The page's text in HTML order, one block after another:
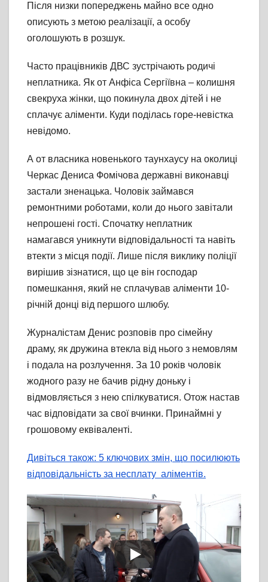
Після низки попереджень майно все одно
описують з метою реалізації, а особу
оголошують в розшук.
Часто працівників ДВС зустрічають родичі
неплатника. Як от Анфіса Сергіївна – колишня
свекруха жінки, що покинула двох дітей і не
сплачує аліменти. Куди поділась горе-невістка
невідомо.
А от власника новенького таунхаусу на околиці
Черкас Дениса Фомічова державні виконавці
застали зненацька. Чоловік займався
ремонтними роботами, коли до нього завітали
непрошені гості. Спочатку неплатник
намагався уникнути відповідальності та навіть
втекти з місця події. Лише після виклику поліції
вирішив зізнатися, що це він господар
помешкання, який не сплачував аліменти 10-
річній донці від першого шлюбу.
Журналістам Денис розповів про сімейну
драму, як дружина втекла від нього з немовлям
і подала на розлучення. За 10 років чоловік
жодного разу не бачив рідну доньку і
відмовляється з нею спілкуватися. Отож настав
час відповідати за свої вчинки. Принаймні у
грошовому еквіваленті.
Дивіться також: 5 ключових змін, що посилюють
відповідальність за несплату аліментів.